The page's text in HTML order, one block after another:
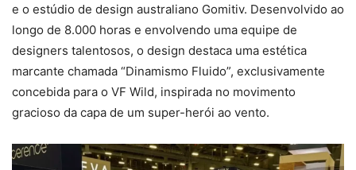
e o estúdio de design australiano Gomitiv. Desenvolvido ao
longo de 8.000 horas e envolvendo uma equipe de
designers talentosos, o design destaca uma estética
marcante chamada “Dinamismo Fluido”, exclusivamente
concebida para o VF Wild, inspirada no movimento
gracioso da capa de um super-herói ao vento.